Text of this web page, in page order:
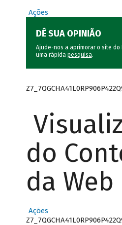
Ações
DÊ SUA OPINIÃO
Ajude-nos a aprimorar o site do
uma rápida pesquisa.
do
da Web
Ações